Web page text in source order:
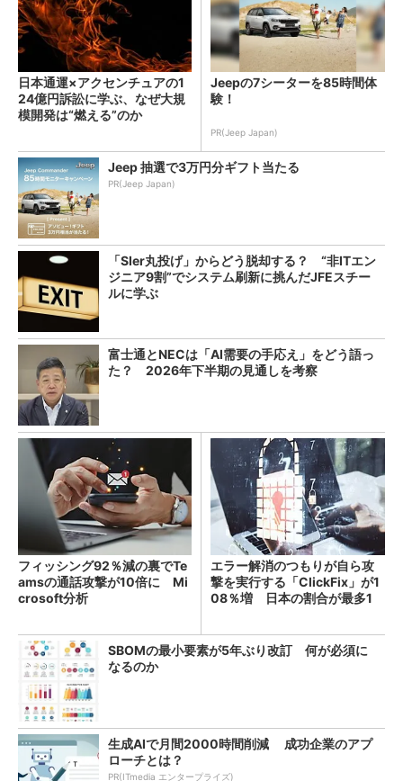
日本通運×アクセンチュアの1
24億円訴訟に学ぶ、なぜ大規
模開発は“燃える”のか
Jeepの7シーターを85時間体
験！
PR(Jeep Japan)
Jeep 抽選で3万円分ギフト当たる
PR(Jeep Japan)
「SIer丸投げ」からどう脱却する？ “非ITエン
ジニア9割”でシステム刷新に挑んだJFEスチー
ルに学ぶ
富士通とNECは「AI需要の手応え」をどう語っ
た？ 2026年下半期の見通しを考察
フィッシング92％減の裏でTe
amsの通話攻撃が10倍に Mi
crosoft分析
エラー解消のつもりが自ら攻
撃を実行する「ClickFix」が1
08％増 日本の割合が最多1
SBOMの最小要素が5年ぶり改訂 何が必須に
なるのか
生成AIで月間2000時間削減 成功企業のアプ
ローチとは？
PR(ITmedia エンタープライズ)